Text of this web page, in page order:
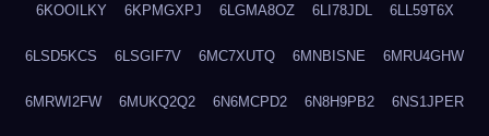
6KOOILKY 6KPMGXPJ 6LGMA8OZ 6LI78JDL 6LL59T6X
6LSD5KCS 6LSGIF7V 6MC7XUTQ 6MNBISNE 6MRU4GHW
6MRWI2FW 6MUKQ2Q2 6N6MCPD2 6N8H9PB2 6NS1JPER